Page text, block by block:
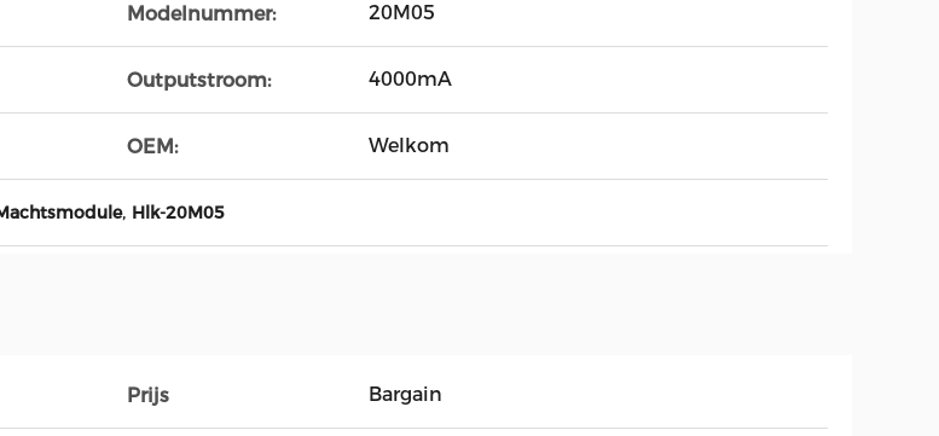
Modelnummer: 20M05
Outputstroom: 4000mA
OEM: Welkom
, Hlk-20M05
Prijs Bargain